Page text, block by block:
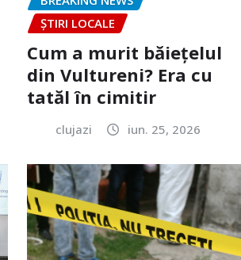
ȘTIRI LOCALE
Cum a murit băiețelul
din Vultureni? Era cu
tatăl în cimitir
clujazi iun. 25, 2026